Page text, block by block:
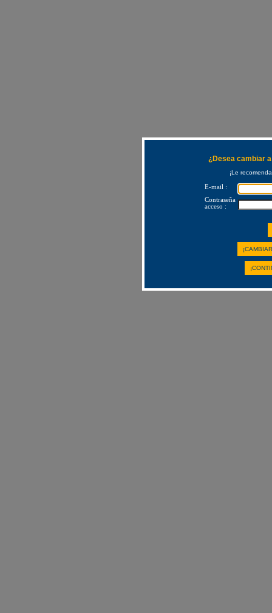
¿Desea cambiar
¡Le
E-mail :
Contraseña
acceso :